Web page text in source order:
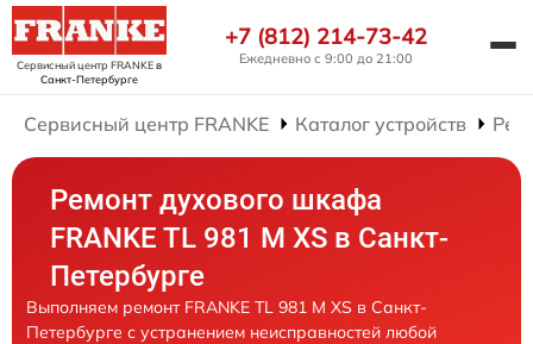
Сервисный центр FRANKEв
Санкт-Петербурге
+7 (812) 214-73-42
Ежедневно с 9:00 до 21:00
Сервисный центр FRANKE Каталог устройств
Ремонт духового шкафа
FRANKE TL 981 M XS в Санкт-
Петербурге
Выполняем ремонт FRANKE TL 981 M XS в Санкт-
Петербурге с устранением неисправностей любой